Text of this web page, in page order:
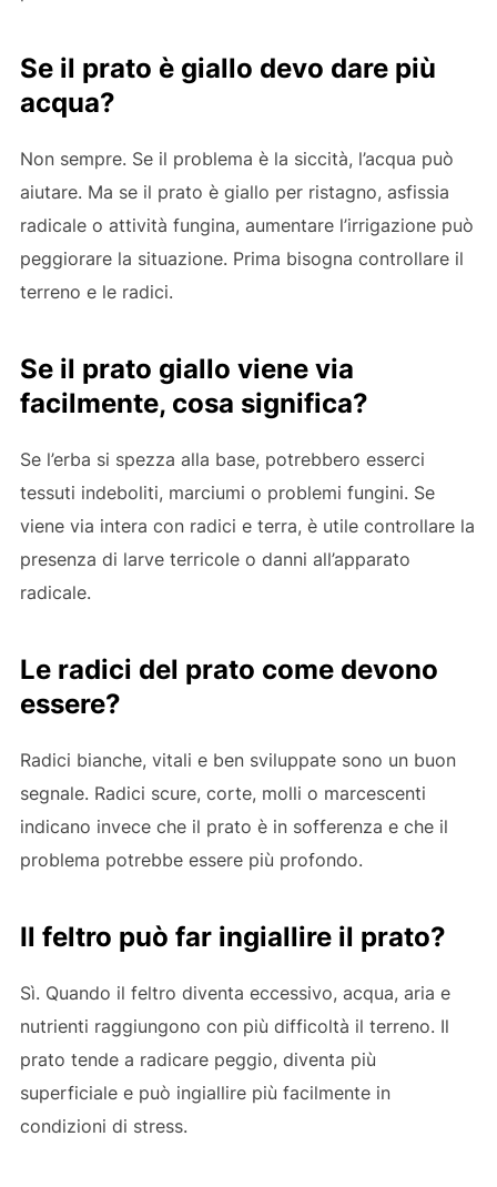
Se il prato è giallo devo dare più
acqua?
Non sempre. Se il problema è la siccità, l’acqua può
aiutare. Ma se il prato è giallo per ristagno, asfissia
radicale o attività fungina, aumentare l’irrigazione può
peggiorare la situazione. Prima bisogna controllare il
terreno e le radici.
Se il prato giallo viene via
facilmente, cosa significa?
Se l’erba si spezza alla base, potrebbero esserci
tessuti indeboliti, marciumi o problemi fungini. Se
viene via intera con radici e terra, è utile controllare la
presenza di larve terricole o danni all’apparato
radicale.
Le radici del prato come devono
essere?
Radici bianche, vitali e ben sviluppate sono un buon
segnale. Radici scure, corte, molli o marcescenti
indicano invece che il prato è in sofferenza e che il
problema potrebbe essere più profondo.
Il feltro può far ingiallire il prato?
Sì. Quando il feltro diventa eccessivo, acqua, aria e
nutrienti raggiungono con più difficoltà il terreno. Il
prato tende a radicare peggio, diventa più
superficiale e può ingiallire più facilmente in
condizioni di stress.